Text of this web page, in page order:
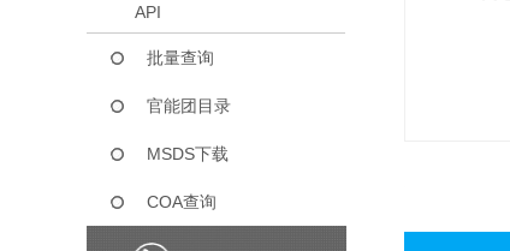
API
批量查询
官能团目录
MSDS下载
COA查询